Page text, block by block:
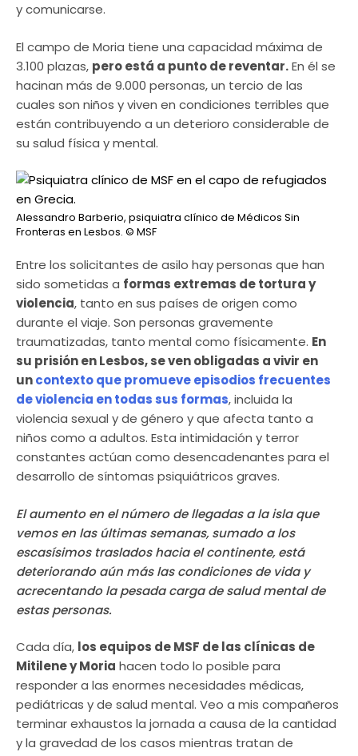
y comunicarse.
El campo de Moria tiene una capacidad máxima de
3.100 plazas, pero está a punto de reventar.En él se
hacinan más de 9.000 personas, un tercio de las
cuales son niños y viven en condiciones terribles que
están contribuyendo a un deterioro considerable de
su salud física y mental.
Alessandro Barberio, psiquiatra clínico de Médicos Sin
Fronteras en Lesbos. © MSF
Entre los solicitantes de asilo hay personas que han
sido sometidas a formas extremas de tortura y
violencia, tanto en sus países de origen como
durante el viaje. Son personas gravemente
traumatizadas, tanto mental como físicamente. En
su prisión en Lesbos, se ven obligadas a vivir en
uncontexto que promueve episodios frecuentes
de violencia en todas sus formas, incluida la
violencia sexual y de género y que afecta tanto a
niños como a adultos. Esta intimidación y terror
constantes actúan como desencadenantes para el
desarrollo de síntomas psiquiátricos graves.
El aumento en el número de llegadas a la isla que
vemos en las últimas semanas, sumado a los
escasísimos traslados hacia el continente, está
deteriorando aún más las condiciones de vida y
acrecentando la pesada carga de salud mental de
estas personas.
Cada día, los equipos de MSF de las clínicas de
Mitilene y Moria hacen todo lo posible para
responder a las enormes necesidades médicas,
pediátricas y de salud mental. Veo a mis compañeros
terminar exhaustos la jornada a causa de la cantidad
y la gravedad de los casos mientras tratan de